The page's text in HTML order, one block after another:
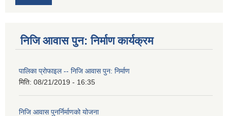
निजि आवास पुन: निर्माण कार्यक्रम
पालिका प्राेफाइल -- निजि आवास पुन: निर्माण
मिति: 08/21/2019 - 16:35
निजि आवास पुनर्निर्माणको योजना